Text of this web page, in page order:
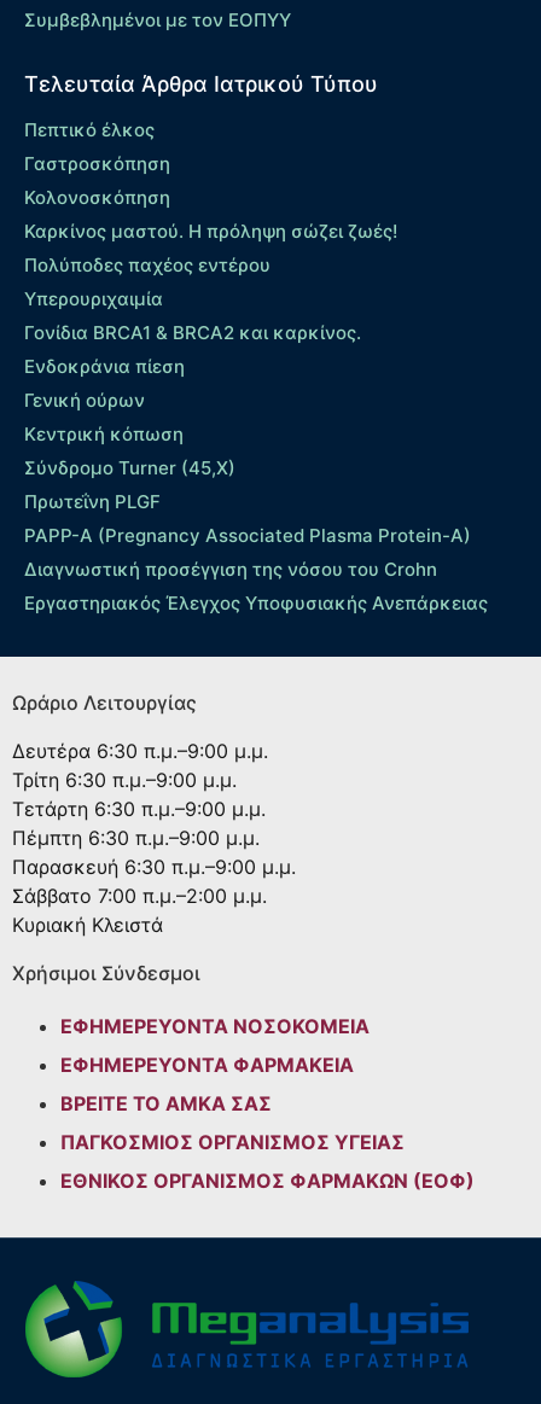
Συμβεβλημένοι με τον ΕΟΠΥΥ
Τελευταία Άρθρα Ιατρικού Τύπου
Πεπτικό έλκος
Γαστροσκόπηση
Κολονοσκόπηση
Καρκίνος μαστού. Η πρόληψη σώζει ζωές!
Πολύποδες παχέος εντέρου
Yπερουριχαιμία
Γονίδια BRCA1 & BRCA2 και καρκίνος.
Ενδοκράνια πίεση
Γενική ούρων
Κεντρική κόπωση
Σύνδρομο Turner (45,X)
Πρωτεΐνη PLGF
PAPP-A (Pregnancy Associated Plasma Protein-A)
Διαγνωστική προσέγγιση της νόσου του Crohn
Εργαστηριακός Έλεγχος Υποφυσιακής Ανεπάρκειας
Ωράριο Λειτουργίας
Δευτέρα 6:30 π.μ.–9:00 μ.μ.
Τρίτη 6:30 π.μ.–9:00 μ.μ.
Τετάρτη 6:30 π.μ.–9:00 μ.μ.
Πέμπτη 6:30 π.μ.–9:00 μ.μ.
Παρασκευή 6:30 π.μ.–9:00 μ.μ.
Σάββατο 7:00 π.μ.–2:00 μ.μ.
Κυριακή Κλειστά
Χρήσιμοι Σύνδεσμοι
ΕΦΗΜΕΡΕΥΟΝΤΑ ΝΟΣΟΚΟΜΕΙΑ
ΕΦΗΜΕΡΕΥΟΝΤΑ ΦΑΡΜΑΚΕΙΑ
ΒΡΕΙΤΕ ΤΟ ΑΜΚΑ ΣΑΣ
ΠΑΓΚΟΣΜΙΟΣ ΟΡΓΑΝΙΣΜΟΣ ΥΓΕΙΑΣ
ΕΘΝΙΚΟΣ ΟΡΓΑΝΙΣΜΟΣ ΦΑΡΜΑΚΩΝ (ΕΟΦ)